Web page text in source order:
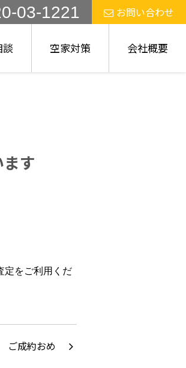
03-1221 お問い合わせ
談 空家対策 会社概要
す
定をご利用くだ